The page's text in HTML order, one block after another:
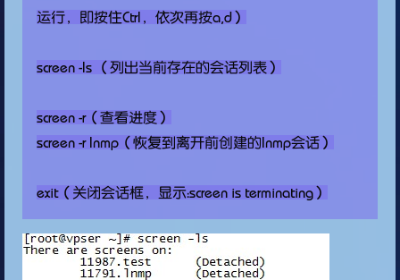
运行，即按住Ctrl，依次再按a,d）
screen -ls （列出当前存在的会话列表）
screen -r（查看进度）
screen -r lnmp（恢复到离开前创建的lnmp会话）